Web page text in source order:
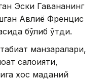
Эски Гавананинг
Авлиё Френцис
бўлиб ўтди.
манзаралари,
салоҳияти,
хос маданий